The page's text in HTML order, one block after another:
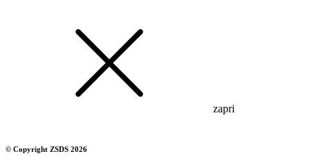
zapri
© Copyright ZSDS 2026